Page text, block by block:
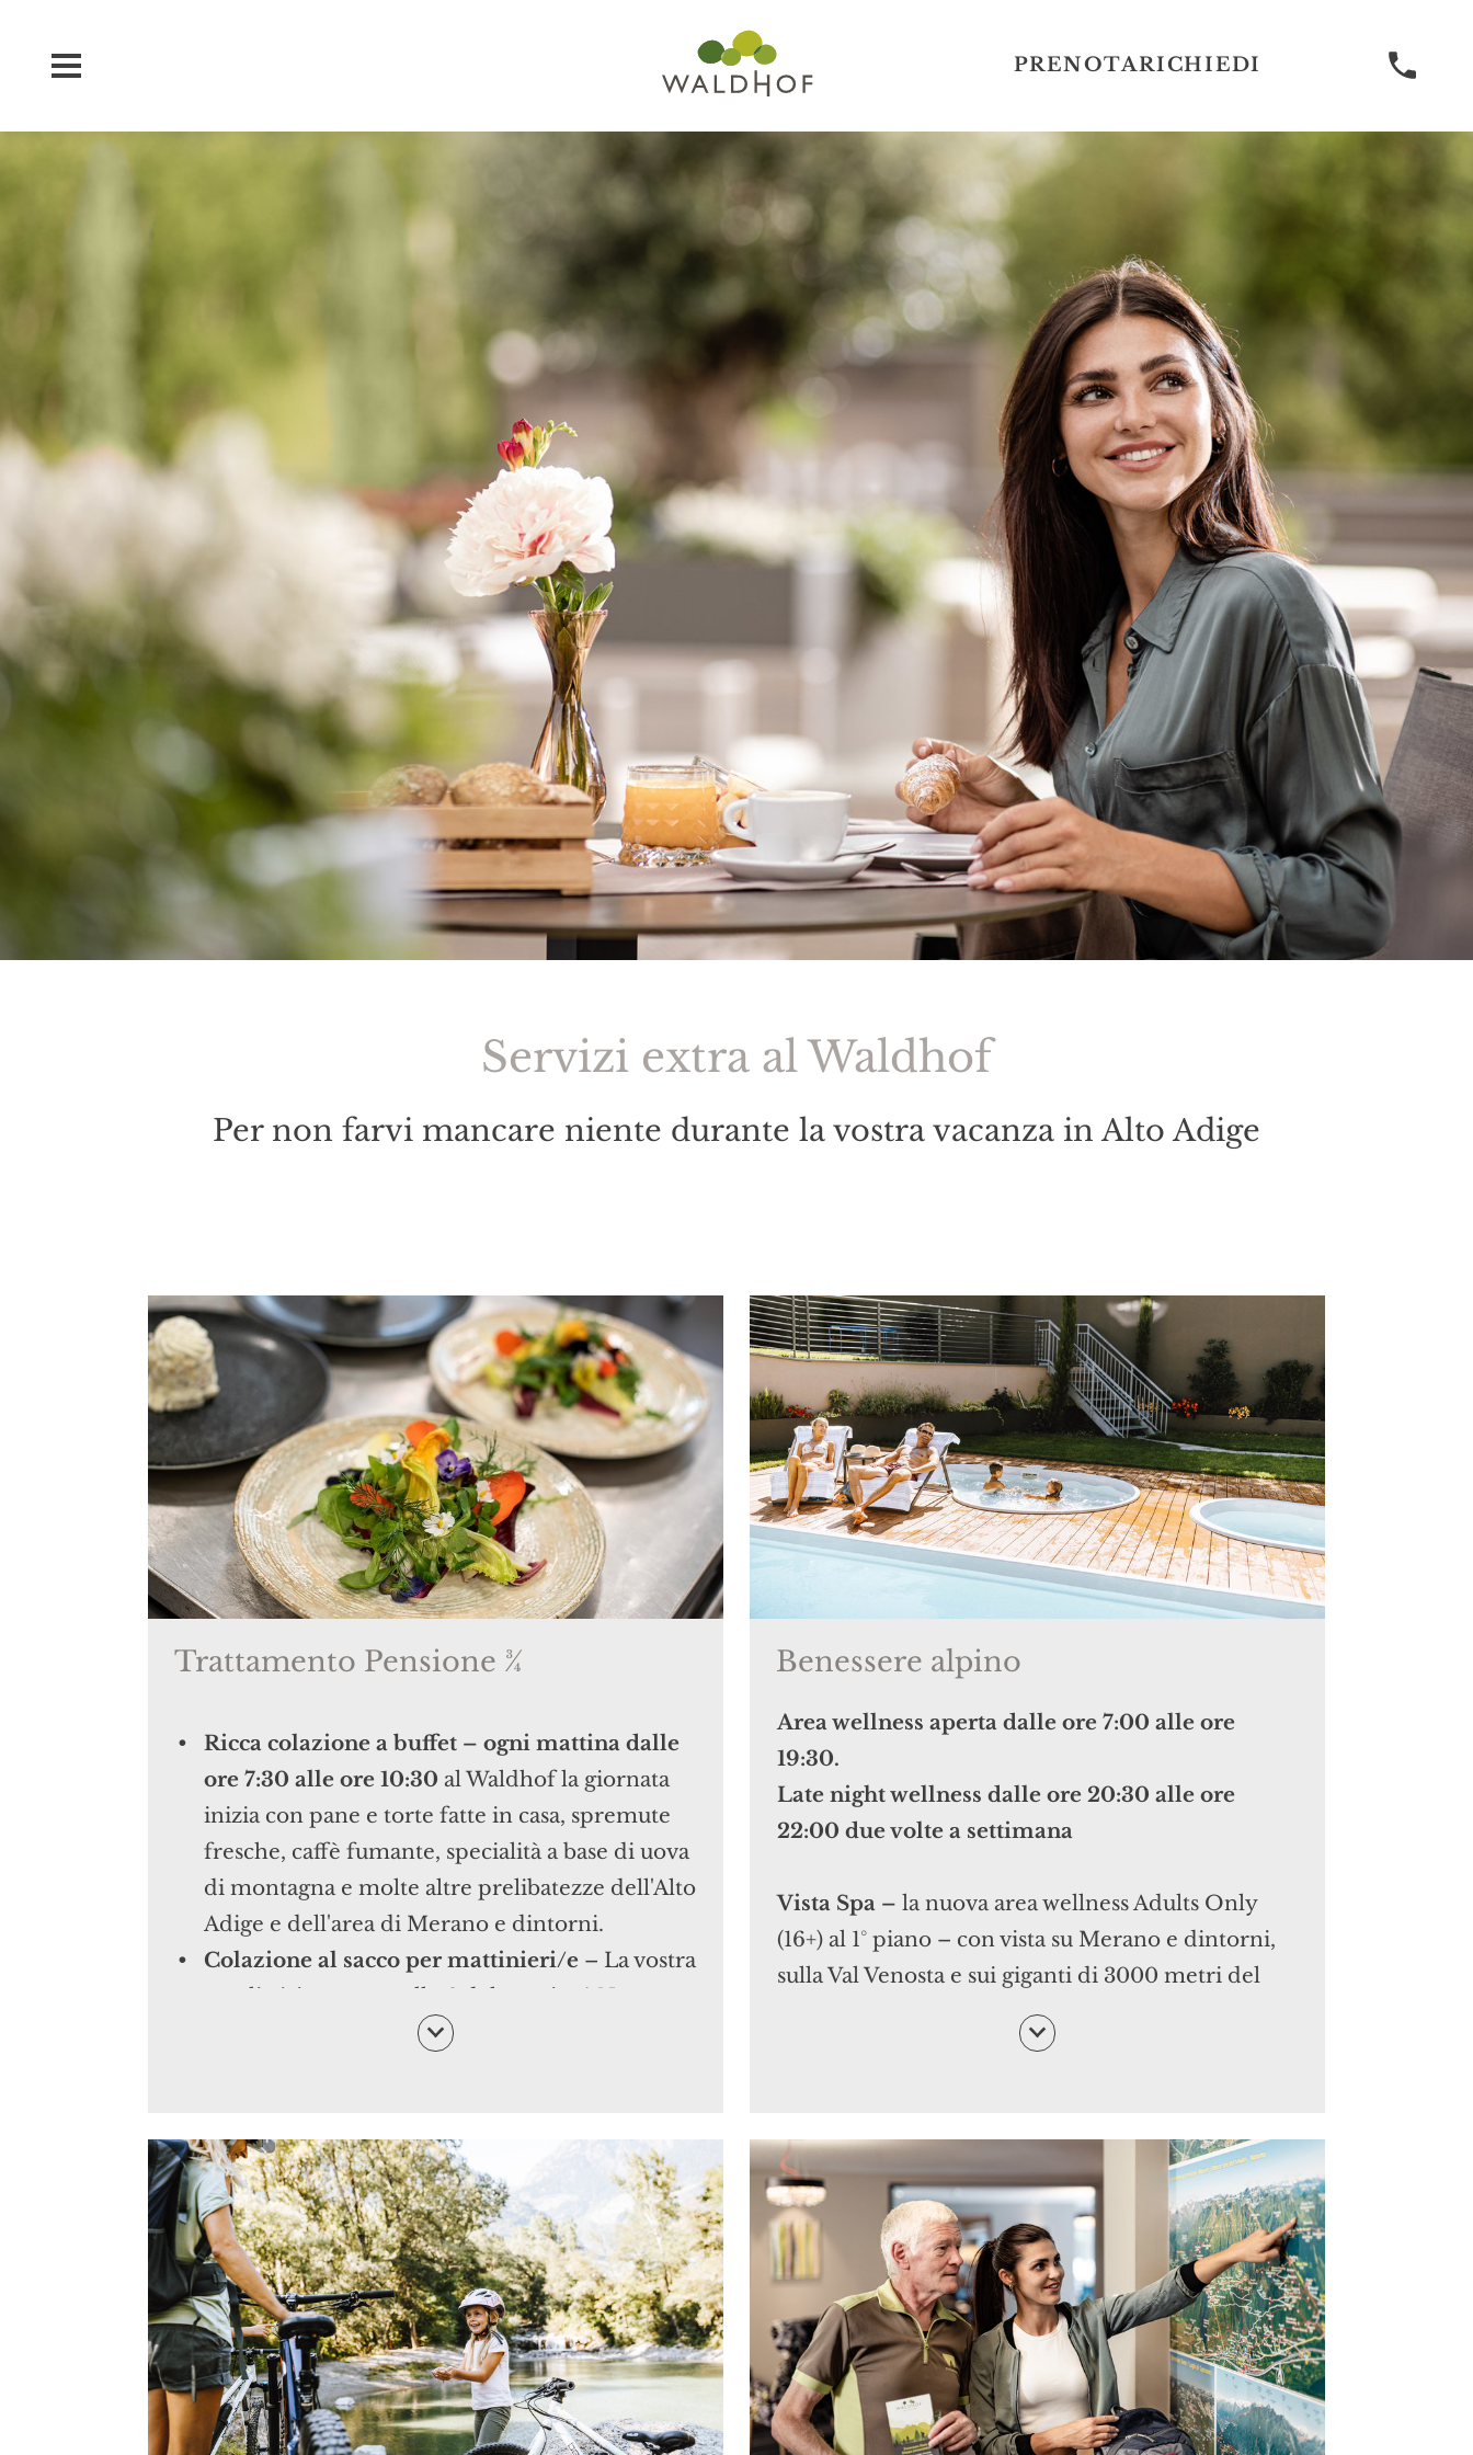
PRENOTARICHIEDI
Servizi extra al Waldhof
Per non farvi mancare niente durante la vostra vacanza in Alto Adige
Trattamento Pensione ¾
Ricca colazione a buffet – ogni mattina dalle
ore 7:30 alle ore 10:30 al Waldhof la giornata
inizia con pane e torte fatte in casa, spremute
fresche, caffè fumante, specialità a base di uova
di montagna e molte altre prelibatezze dell'Alto
Adige e dell'area di Merano e dintorni.
Colazione al sacco per mattinieri/e – La vostra
sveglia è impostata alle 6 del mattino? Non
preoccupatevi: non vi lasceremo uscire dal
precedente e al mattino vi faremo trovare una
gustosa colazione al sacco.
Buffet pomeridiano, un po‘ dolce e un po‘
salato,con insalate fresche con verdure
biologiche, gustosi antipasti freddi, specialità
alpino-mediterranee e, per chiudere in
dolcezza, torte fatte in casa e gelato cremoso.
Menu a scelta di 5 portatecon buffet di
insalate e antipasti, piatti vegetariani e vegani e
Benessere alpino
Area wellness aperta dalle ore 7:00 alle ore
19:30.
Late night wellness dalle ore 20:30 alle ore
22:00 due volte a settimana
Vista Spa – la nuova area wellness Adults Only
(16+) al 1° piano – con vista su Merano e dintorni,
sulla Val Venosta e sui giganti di 3000 metri del
E con ...
riscaldata tutto l’anno (28 - 30°C in estate, 32 -
34°C nelle stagioni più fresche).
Vasca idromassaggio rilassante
per 8 persone
(30°-32°C in estate, 34 - 36°C nelle stagioni più
fresche).
Giardino spaziosocon angoli accoglienti e
lettini confortevoli.
Nuovo reparto saunacon sauna finlandese in
legno di melo e ontano, biosauna in legno di